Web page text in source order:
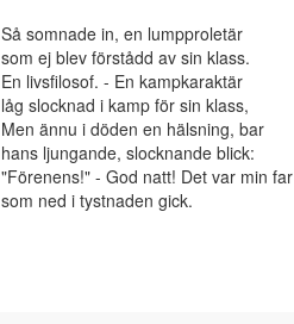
Så somnade in, en lumpproletär
som ej blev förstådd av sin klass.
En livsfilosof. - En kampkaraktär
låg slocknad i kamp för sin klass,
Men ännu i döden en hälsning, bar
hans ljungande, slocknande blick:
"Förenens!" - God natt! Det var min far
som ned i tystnaden gick.